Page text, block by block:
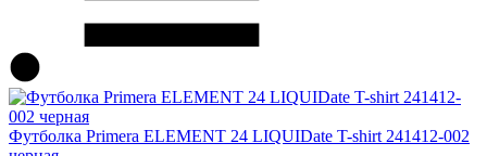
Футболка Primera ELEMENT 24 LIQUIDate T-shirt 241412-002